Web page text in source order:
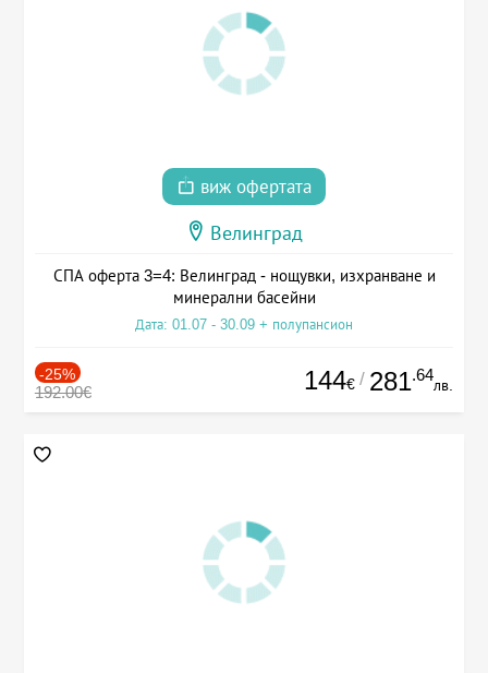
виж офертата
Велинград
СПА оферта 3=4: Велинград - нощувки, изхранване и
минерални басейни
Дата: 01.07 - 30.09 + полупансион
-25%
192.00€ 144€ / 281.64
лв.